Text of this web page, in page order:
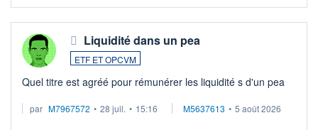
Liquidité dans un pea
ETF ET OPCVM
Quel titre est agréé pour rémunérer les liquidité s d'un pea
par M7967572 • 28 juil. • 15:16 M5637613 • 5 août 2026